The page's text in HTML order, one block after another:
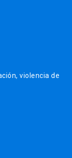
violencia de